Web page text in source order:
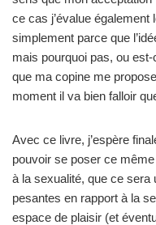
ce cas j’évalue
simplement parce que
mais pourquoi pas, ou
que ma copine me
moment il va bien falloir
Avec ce livre, j’espère
pouvoir se poser ce
à la sexualité, que ce sera
pesantes en rapport à la
espace de plaisir (et